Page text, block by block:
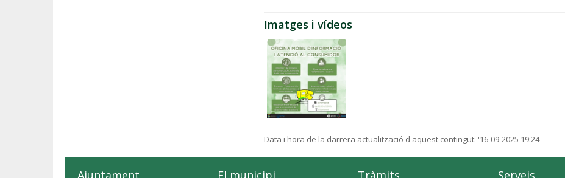
Imatges i vídeos
Data i hora de la darrera actualització d'aquest contingut: '16-09-2025 19:24
Ajuntament El municipi Tràmits Serveis